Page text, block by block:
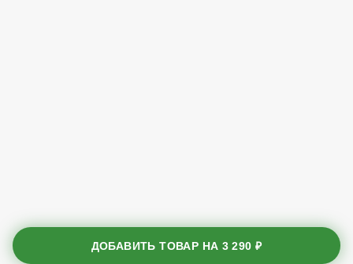
ДОБАВИТЬ ТОВАР НА 3 290 ₽